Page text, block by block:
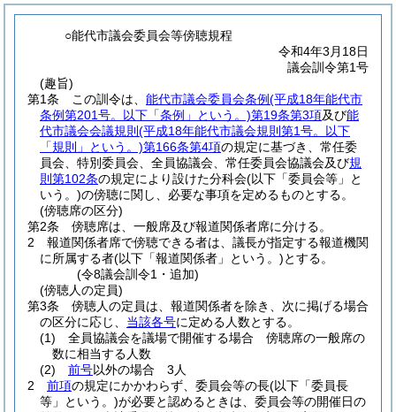
○能代市議会委員会等傍聴規程
令和4年3月18日
議会訓令第1号
(趣旨)
第1条
この訓令は、 能代市議会委員会条例(平成18年能代市
条例第201号。以下「条例」という。)第19条第3項及び能
代市議会会議規則 (平成18年能代市議会規則第1号。以下
「規則」という。)第166条第4項の規定に基づき、常任委
員会、特別委員会、全員協議会、常任委員会協議会及び規
則第102条の規定により設けた分科会(以下「委員会等」と
いう。)の傍聴に関し、必要な事項を定めるものとする。
(傍聴席の区分)
第2条
傍聴席は、一般席及び報道関係者席に分ける。
2
報道関係者席で傍聴できる者は、議長が指定する報道機関
に所属する者(以下「報道関係者」という。)とする。
(令8議会訓令1・追加)
(傍聴人の定員)
第3条
傍聴人の定員は、報道関係者を除き、次に掲げる場合
の区分に応じ、 当該各号に定める人数とする。
(1)
全員協議会を議場で開催する場合 傍聴席の一般席の
数に相当する人数
(2)
前号以外の場合 3人
2
前項の規定にかかわらず、委員会等の長(以下「委員長
等」という。)が必要と認めるときは、委員会等の開催日の